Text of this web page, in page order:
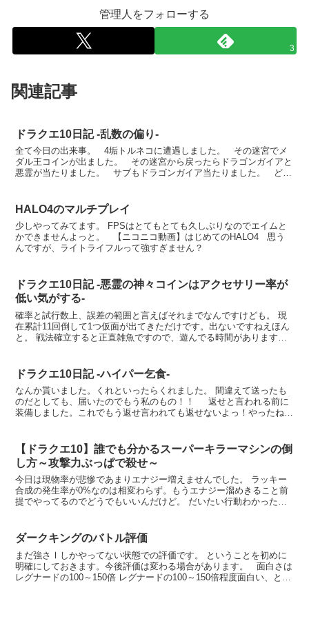
管理人をフォローする
3
関連記事
ドラクエ10日記 -乱数の偏り-
全て今日の出来事。 4垢トルネコに遭遇しました。 その迷宮でメ
ダル王コインが出ました。 その迷宮から戻ったらドラゴンガイアと
悪霊が当たりました。 サブもドラゴンガイア当たりました。 どう
HALO4のマルチプレイ
少しやってみてます。 FPSはとてもとても久しぶりなのでエイムと
かできませんよっと。 【ニコニコ動画】はじめてのHALO4 思う
んですが、ライトライフルって強すぎません？
ドラクエ10日記 -悪霊の神々コインはアクセサリー率が
低い気がする-
確率と試行数上、誤差の範囲と言えばそれまでなんですけども。 現
在累計11回倒して1つ仮面が出てきただけです。出ないですねえほん
と。 戦法確立すると正直雑魚ですので、遊んでる時間があります。
ドラクエ10日記 -ハイパー乞食-
なんか貰いました。くれといったらくれました。 間違えて送ったも
のだとしても、届いたのでもう私のもの！！ 返せと言われる前に
装備しました。これでもう返せ言われても返せないよっ！やったね！
【ドラクエ10】誰でも分かるスーパーキラーマシンの倒
し方～攻撃力ぶっぱで殺せ～
今日は現物率が悲惨であまりエナジー増えませんでした。 ラッキー
合成の発生率が0%なのは相変わらず。もうエナジー溜めきること前
提でやってるのでどうでもいいんだけど。 だいたい行動わかったの
ダークキングのバトル評価
まだ強さⅠしかやってない状態での評価です。 ということを初めに
明確にしておきます。今後評価は変わる場合があります。 面白さは
レグナードの100～150倍 レグナードの100～150倍程度面白い、と見